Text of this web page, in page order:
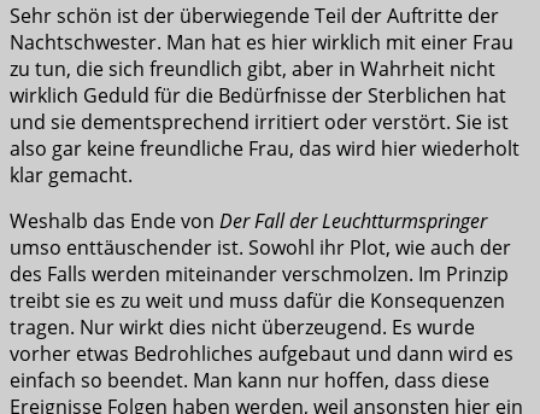
Sehr schön ist der überwiegende Teil der Auftritte der
Nachtschwester. Man hat es hier wirklich mit einer Frau
zu tun, die sich freundlich gibt, aber in Wahrheit nicht
wirklich Geduld für die Bedürfnisse der Sterblichen hat
und sie dementsprechend irritiert oder verstört. Sie ist
also gar keine freundliche Frau, das wird hier wiederholt
klar gemacht.
Weshalb das Ende von Der Fall der Leuchtturmspringer
umso enttäuschender ist. Sowohl ihr Plot, wie auch der
des Falls werden miteinander verschmolzen. Im Prinzip
treibt sie es zu weit und muss dafür die Konsequenzen
tragen. Nur wirkt dies nicht überzeugend. Es wurde
vorher etwas Bedrohliches aufgebaut und dann wird es
einfach so beendet. Man kann nur hoffen, dass diese
Ereignisse Folgen haben werden, weil ansonsten hier ein